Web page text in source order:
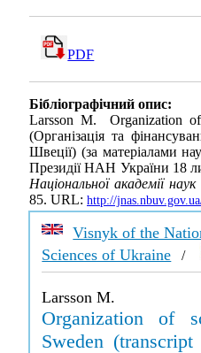
PDF
Бібліографічний опис:
Larsson M. Organization
(Організація та
Швеції) (за матеріалами
Президії НАН України 18
Національної академії
85. URL: http://
Visnyk of the
Sciences of Ukraine /
Larsson M.
Organization of
Sweden